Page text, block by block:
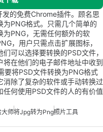
的免费Chrome插件。顾名思
为PNG格式。只需几个简单的
为PNG，无需任何额外的软
，用户只需点击扩展图标，
可以选择要转换的PSD文件，
在他们的电子邮件地址中收到
要将PSD文件转换为PNG格式
除了复杂的软件或手动转换过
何使用PSD文件的人的有价值
大师将Jpg转为Png照片工具